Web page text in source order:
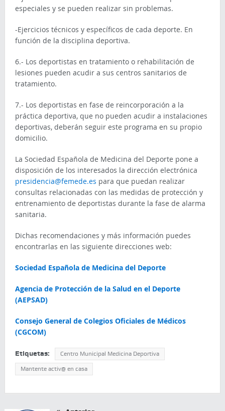
especiales y se pueden realizar sin problemas.
-Ejercicios técnicos y específicos de cada deporte. En
función de la disciplina deportiva.
6.- Los deportistas en tratamiento o rehabilitación de
lesiones pueden acudir a sus centros sanitarios de
tratamiento.
7.- Los deportistas en fase de reincorporación a la
práctica deportiva, que no pueden acudir a instalaciones
deportivas, deberán seguir este programa en su propio
domicilio.
La Sociedad Española de Medicina del Deporte pone a
disposición de los interesados la dirección electrónica
presidencia@femede.es para que puedan realizar
consultas relacionadas con las medidas de protección y
entrenamiento de deportistas durante la fase de alarma
sanitaria.
Dichas recomendaciones y más información puedes
encontrarlas en las siguiente direcciones web:
Sociedad Española de Medicina del Deporte
Agencia de Protección de la Salud en el Deporte
(AEPSAD)
Consejo General de Colegios Oficiales de Médicos
(CGCOM)
Etiquetas: Centro Municipal Medicina Deportiva
Mantente activ@ en casa